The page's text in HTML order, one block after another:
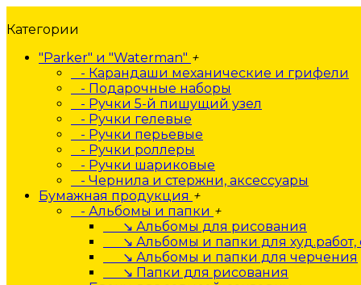
Категории
"Parker" и "Waterman" +
- Карандаши механические и грифели
- Подарочные наборы
- Ручки 5-й пишущий узел
- Ручки гелевые
- Ручки перьевые
- Ручки роллеры
- Ручки шариковые
- Чернила и стержни, аксессуары
Бумажная продукция +
- Альбомы и папки +
↘ Альбомы для рисования
↘ Альбомы и папки для худ.работ,
↘ Альбомы и папки для черчения
↘ Папки для рисования